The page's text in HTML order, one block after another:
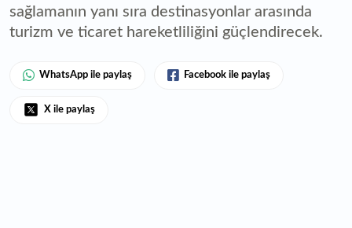
sağlamanın yanı sıra destinasyonlar arasında
turizm ve ticaret hareketliliğini güçlendirecek.
WhatsApp ile paylaş Facebook ile paylaş
X ile paylaş